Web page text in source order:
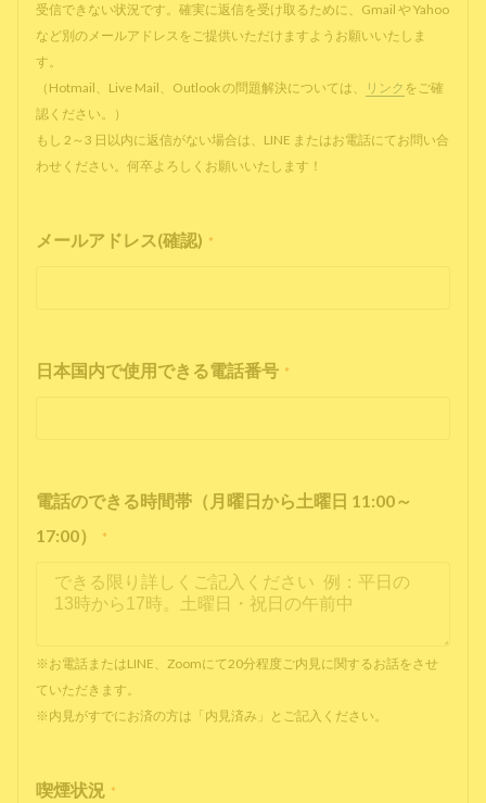
受信できない状況です。確実に返信を受け取るために、Gmail や Yahoo
など別のメールアドレスをご提供いただけますようお願いいたしま
す。
（Hotmail、Live Mail、Outlook の問題解決については、
リンク をご確
認ください。）
もし 2～3 日以内に返信がない場合は、LINE またはお電話にてお問い合
わせください。何卒よろしくお願いいたします！
メールアドレス(確認) *
日本国内で使用できる電話番号 *
電話のできる時間帯（月曜日から土曜日 11:00～
17:00）
*
※お電話またはLINE、Zoomにて20分程度ご内見に関するお話をさせ
ていただきます。
※内見がすでにお済の方は「内見済み」とご記入ください。
喫煙状況 *